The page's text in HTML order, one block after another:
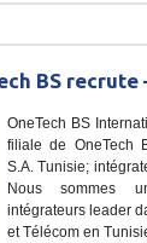
BS recrute
OneTech BS
filiale de OneTech
S.A. Tunisie;
Nous sommes
intégrateurs leader
et Télécom en